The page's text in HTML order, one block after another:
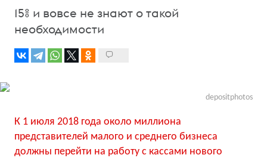
15% и вовсе не знают о такой
необходимости
depositphotos
К 1 июля 2018 года около миллиона
представителей малого и среднего бизнеса
должны перейти на работу с кассами нового